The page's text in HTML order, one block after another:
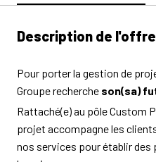
Description de
Pour porter la gestion de
Groupe recherche son(sa)
Rattaché(e) au pôle Custom
projet accompagne les
nos services pour établir des